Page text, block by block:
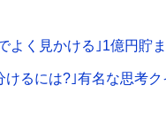
よく見かける｣1億円貯
けるには?｣有名な思考